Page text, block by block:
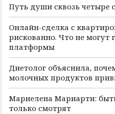
Путь души сквозь четыре
Онлайн-сделка с
рискованно. Что не могут
платформы
Диетолог объяснила,
молочных продуктов
Мариелена Мариарти:
только смотрят